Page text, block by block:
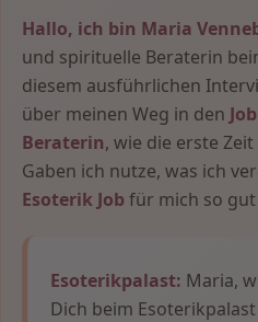
Hallo, ich bin Maria
und spirituelle Beraterin
diesem ausführlichen
über meinen Weg in den
Beraterin, wie die erste
Gaben ich nutze, was ich
Esoterik Jobfür mich so gut
Esoterikpalast: Maria,
Dich beim